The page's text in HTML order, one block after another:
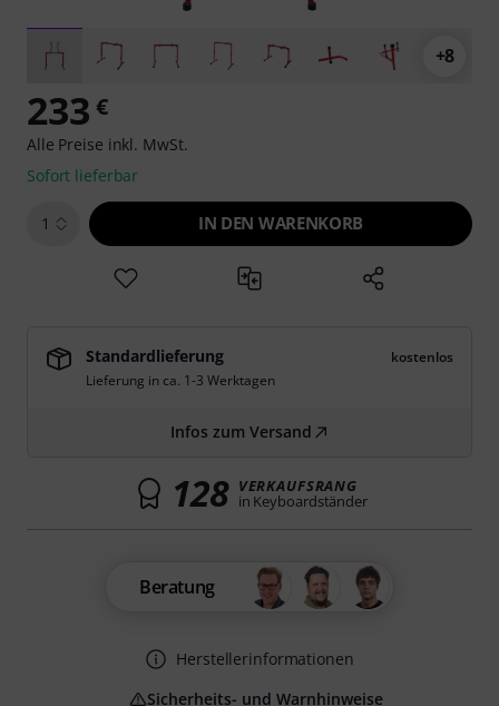
+8
233 €
Alle Preise inkl. MwSt.
Sofort lieferbar
1 IN DEN WARENKORB
Standardlieferung
kostenlos
Lieferung in ca. 1-3 Werktagen
Infos zum Versand
128 VERKAUFSRANG
in Keyboardständer
Beratung
Herstellerinformationen
Sicherheits- und Warnhinweise